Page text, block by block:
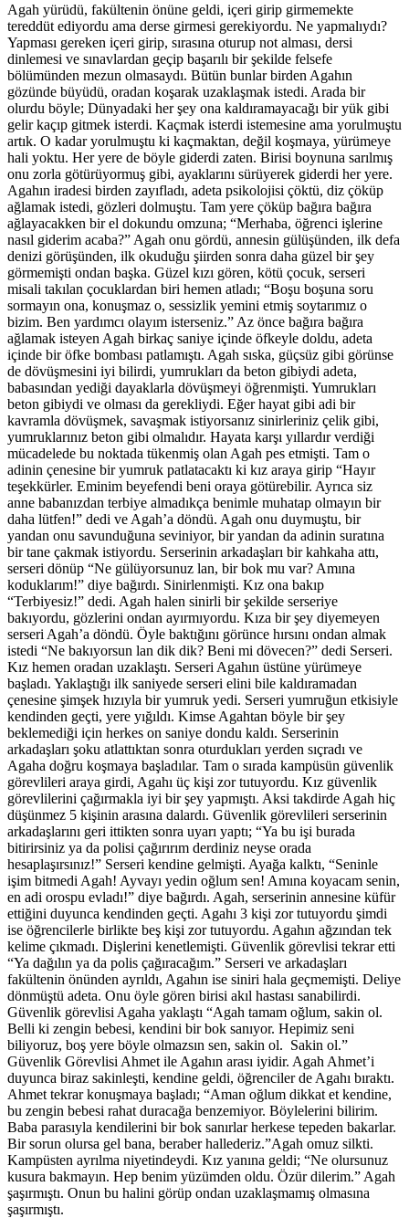
Agah yürüdü, fakültenin önüne geldi, içeri girip girmemekte
tereddüt ediyordu ama derse girmesi gerekiyordu. Ne yapmalıydı?
Yapması gereken içeri girip, sırasına oturup not alması, dersi
dinlemesi ve sınavlardan geçip başarılı bir şekilde felsefe
bölümünden mezun olmasaydı. Bütün bunlar birden Agahın
gözünde büyüdü, oradan koşarak uzaklaşmak istedi. Arada bir
olurdu böyle; Dünyadaki her şey ona kaldıramayacağı bir yük gibi
gelir kaçıp gitmek isterdi. Kaçmak isterdi istemesine ama yorulmuştu
artık. O kadar yorulmuştu ki kaçmaktan, değil koşmaya, yürümeye
hali yoktu. Her yere de böyle giderdi zaten. Birisi boynuna sarılmış
onu zorla götürüyormuş gibi, ayaklarını sürüyerek giderdi her yere.
Agahın iradesi birden zayıfladı, adeta psikolojisi çöktü, diz çöküp
ağlamak istedi, gözleri dolmuştu. Tam yere çöküp bağıra bağıra
ağlayacakken bir el dokundu omzuna; “Merhaba, öğrenci işlerine
nasıl giderim acaba?” Agah onu gördü, annesin gülüşünden, ilk defa
denizi görüşünden, ilk okuduğu şiirden sonra daha güzel bir şey
görmemişti ondan başka. Güzel kızı gören, kötü çocuk, serseri
misali takılan çocuklardan biri hemen atladı; “Boşu boşuna soru
sormayın ona, konuşmaz o, sessizlik yemini etmiş soytarımız o
bizim. Ben yardımcı olayım isterseniz.” Az önce bağıra bağıra
ağlamak isteyen Agah birkaç saniye içinde öfkeyle doldu, adeta
içinde bir öfke bombası patlamıştı. Agah sıska, güçsüz gibi görünse
de dövüşmesini iyi bilirdi, yumrukları da beton gibiydi adeta,
babasından yediği dayaklarla dövüşmeyi öğrenmişti. Yumrukları
beton gibiydi ve olması da gerekliydi. Eğer hayat gibi adi bir
kavramla dövüşmek, savaşmak istiyorsanız sinirleriniz çelik gibi,
yumruklarınız beton gibi olmalıdır. Hayata karşı yıllardır verdiği
mücadelede bu noktada tükenmiş olan Agah pes etmişti. Tam o
adinin çenesine bir yumruk patlatacaktı ki kız araya girip “Hayır
teşekkürler. Eminim beyefendi beni oraya götürebilir. Ayrıca siz
anne babanızdan terbiye almadıkça benimle muhatap olmayın bir
daha lütfen!” dedi ve Agah’a döndü. Agah onu duymuştu, bir
yandan onu savunduğuna seviniyor, bir yandan da adinin suratına
bir tane çakmak istiyordu. Serserinin arkadaşları bir kahkaha attı,
serseri dönüp “Ne gülüyorsunuz lan, bir bok mu var? Amına
koduklarım!” diye bağırdı. Sinirlenmişti. Kız ona bakıp
“Terbiyesiz!” dedi. Agah halen sinirli bir şekilde serseriye
bakıyordu, gözlerini ondan ayırmıyordu. Kıza bir şey diyemeyen
serseri Agah’a döndü. Öyle baktığını görünce hırsını ondan almak
istedi “Ne bakıyorsun lan dik dik? Beni mi dövecen?” dedi Serseri.
Kız hemen oradan uzaklaştı. Serseri Agahın üstüne yürümeye
başladı. Yaklaştığı ilk saniyede serseri elini bile kaldıramadan
çenesine şimşek hızıyla bir yumruk yedi. Serseri yumruğun etkisiyle
kendinden geçti, yere yığıldı. Kimse Agahtan böyle bir şey
beklemediği için herkes on saniye dondu kaldı. Serserinin
arkadaşları şoku atlattıktan sonra oturdukları yerden sıçradı ve
Agaha doğru koşmaya başladılar. Tam o sırada kampüsün güvenlik
görevlileri araya girdi, Agahı üç kişi zor tutuyordu. Kız güvenlik
görevlilerini çağırmakla iyi bir şey yapmıştı. Aksi takdirde Agah hiç
düşünmez 5 kişinin arasına dalardı. Güvenlik görevlileri serserinin
arkadaşlarını geri ittikten sonra uyarı yaptı; “Ya bu işi burada
bitirirsiniz ya da polisi çağırırım derdiniz neyse orada
hesaplaşırsınız!” Serseri kendine gelmişti. Ayağa kalktı, “Seninle
işim bitmedi Agah! Ayvayı yedin oğlum sen! Amına koyacam senin,
en adi orospu evladı!” diye bağırdı. Agah, serserinin annesine küfür
ettiğini duyunca kendinden geçti. Agahı 3 kişi zor tutuyordu şimdi
ise öğrencilerle birlikte beş kişi zor tutuyordu. Agahın ağzından tek
kelime çıkmadı. Dişlerini kenetlemişti. Güvenlik görevlisi tekrar etti
“Ya dağılın ya da polis çağıracağım.” Serseri ve arkadaşları
fakültenin önünden ayrıldı, Agahın ise siniri hala geçmemişti. Deliye
dönmüştü adeta. Onu öyle gören birisi akıl hastası sanabilirdi.
Güvenlik görevlisi Agaha yaklaştı “Agah tamam oğlum, sakin ol.
Belli ki zengin bebesi, kendini bir bok sanıyor. Hepimiz seni
biliyoruz, boş yere böyle olmazsın sen, sakin ol. Sakin ol.”
Güvenlik Görevlisi Ahmet ile Agahın arası iyidir. Agah Ahmet’i
duyunca biraz sakinleşti, kendine geldi, öğrenciler de Agahı bıraktı.
Ahmet tekrar konuşmaya başladı; “Aman oğlum dikkat et kendine,
bu zengin bebesi rahat duracağa benzemiyor. Böylelerini bilirim.
Baba parasıyla kendilerini bir bok sanırlar herkese tepeden bakarlar.
Bir sorun olursa gel bana, beraber hallederiz.”Agah omuz silkti.
Kampüsten ayrılma niyetindeydi. Kız yanına geldi; “Ne olursunuz
kusura bakmayın. Hep benim yüzümden oldu. Özür dilerim.” Agah
şaşırmıştı. Onun bu halini görüp ondan uzaklaşmamış olmasına
şaşırmıştı.